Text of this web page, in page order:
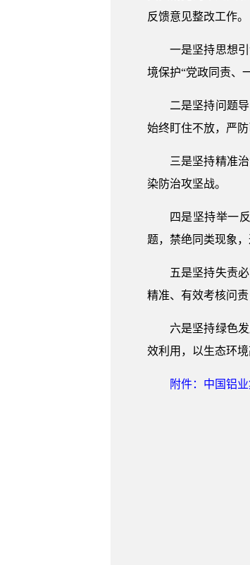
反馈意见整改工作。
一是坚持思想
境保护“党政同责、
二是坚持问题
始终盯住不放，严
三是坚持精准
染防治攻坚战。
四是坚持举一
题，禁绝同类现象
五是坚持失责
精准、有效考核问
六是坚持绿色
效利用，以生态环
附件：中国铝